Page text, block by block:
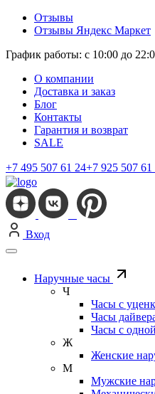
Отзывы
Отзывы Яндекс Маркет
График работы: с 10:00 до
О компании
Доставка и заказ
Блог
Контакты
Гарантия и возврат
SALE
+7 495 507 61 24+7 925 507 61
Вход
Наручные часы
Ч
Часы с
Часы
Часы с
Ж
Женские
М
Мужские